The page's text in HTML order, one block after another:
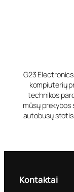
G23
kompiuterių
technikos
mūsų prekybos
autobusų
Kontaktai